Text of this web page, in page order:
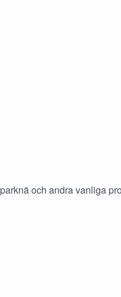
och andra vanliga